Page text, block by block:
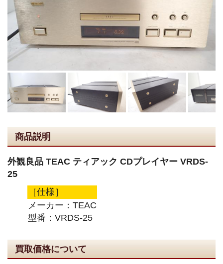
商品説明
外観良品 TEAC ティアック CDプレイヤー VRDS-
25
［仕様］
メーカー：TEAC
型番：VRDS-25
買取価格について